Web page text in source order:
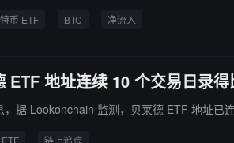
币 ETF BTC 净流入
ETF 地址连续 10 个交易日录
据 Lookonchain 监测，贝莱德 ETF 地址已
链上追踪